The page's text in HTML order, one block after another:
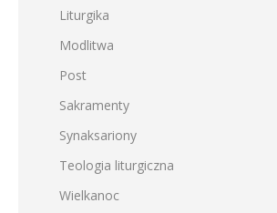
Liturgika
Modlitwa
Post
Sakramenty
Synaksariony
Teologia liturgiczna
Wielkanoc